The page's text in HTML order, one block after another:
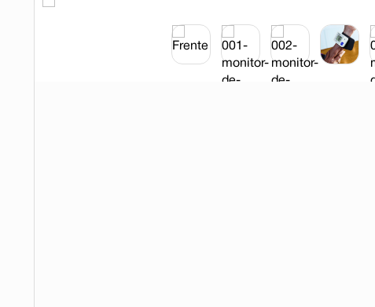
tadalafila
minoxidil
desodorante